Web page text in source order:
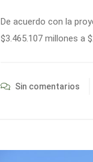
De acuerdo con la
$3.465.107 millones a
Sin comentarios